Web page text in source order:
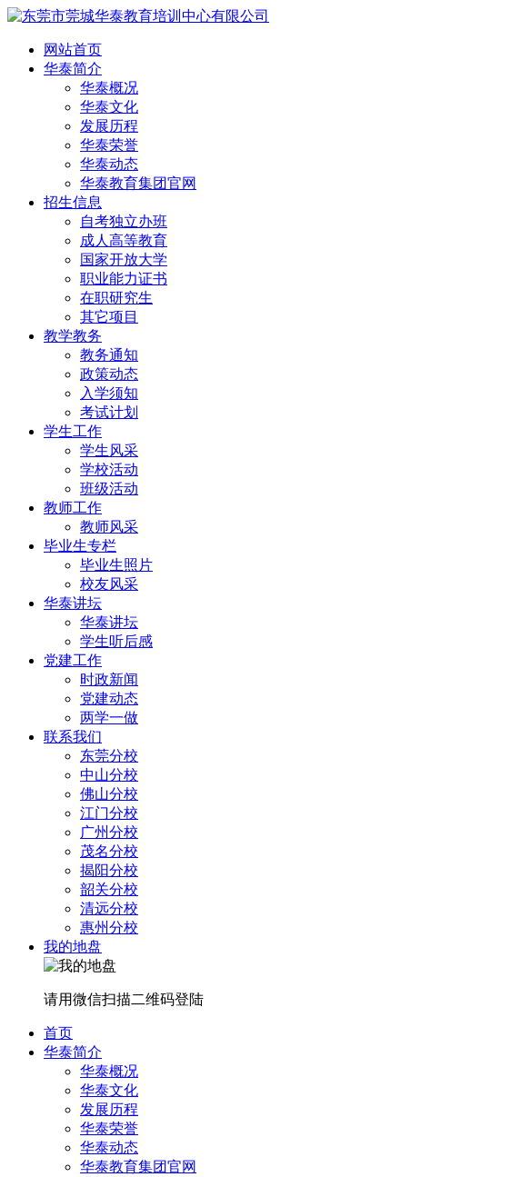
网站首页
华泰简介
华泰概况
华泰文化
发展历程
华泰荣誉
华泰动态
华泰教育集团官网
招生信息
自考独立办班
成人高等教育
国家开放大学
职业能力证书
在职研究生
其它项目
教学教务
教务通知
政策动态
入学须知
考试计划
学生工作
学生风采
学校活动
班级活动
教师工作
教师风采
毕业生专栏
毕业生照片
校友风采
华泰讲坛
华泰讲坛
学生听后感
党建工作
时政新闻
党建动态
两学一做
联系我们
东莞分校
中山分校
佛山分校
江门分校
广州分校
茂名分校
揭阳分校
韶关分校
清远分校
惠州分校
我的地盘
请用微信扫描二维码登陆
首页
华泰简介
华泰概况
华泰文化
发展历程
华泰荣誉
华泰动态
华泰教育集团官网